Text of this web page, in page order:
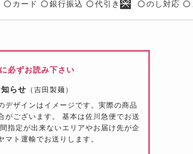
〇 カード 〇 銀行振込 〇 代引き 〇 のし対応 〇
必ずお読み下さい
らせ （吉田製麺）
デザインはイメージです。実際の商品
がございます。 基本は佐川急便でお送
指定が出来ないエリアやお届け先が企
マト運輸でお送りします。